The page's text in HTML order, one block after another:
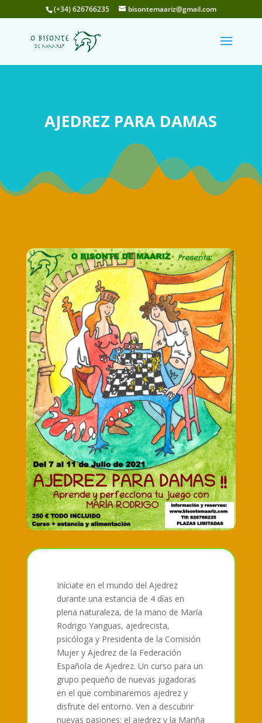
(+34) 626766235 bisontemaariz@gmail.com
AJEDREZ PARA DAMAS
Iníciate en el mundo del Ajedrez
durante una estancia de 4 días en
plena naturaleza, de la mano de María
Rodrigo Yanguas, ajedrecista,
psicóloga y Presidenta de la Comisión
Mujer y Ajedrez de la Federación
Española de Ajedrez. Un curso para un
grupo pequeño de nuevas jugadoras
en el que combinaremos ajedrez y
disfrute del entorno. Ven a descubrir
nuevas pasiones: el ajedrez y la Mariña